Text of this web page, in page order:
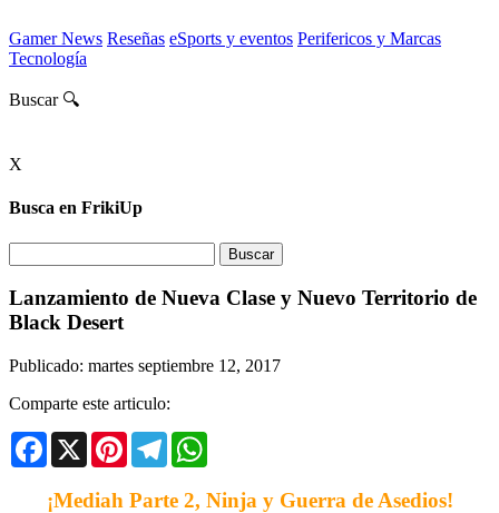
Gamer News Reseñas eSports y eventos Perifericos y Marcas
Tecnología
Buscar 🔍
X
Busca en FrikiUp
Lanzamiento de Nueva Clase y Nuevo Territorio de
Black Desert
Publicado: martes septiembre 12, 2017
Comparte este articulo:
Facebook
X PinterestTelegram
¡Mediah Parte 2, Ninja y Guerra de Asedios!